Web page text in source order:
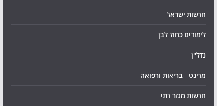
חדשות ישראל
לימודים כחול לבן
נדל"ן
מדינט - בריאות ורפואה
חדשות מגזר דתי